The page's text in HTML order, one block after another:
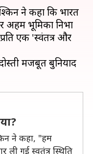
ने कहा कि भारत
अहम भूमिका निभा
एक 'स्वंतत्र और
मजबूत बुनियाद
ने कहा, "हम
ली गई स्वतंत्र स्थिति